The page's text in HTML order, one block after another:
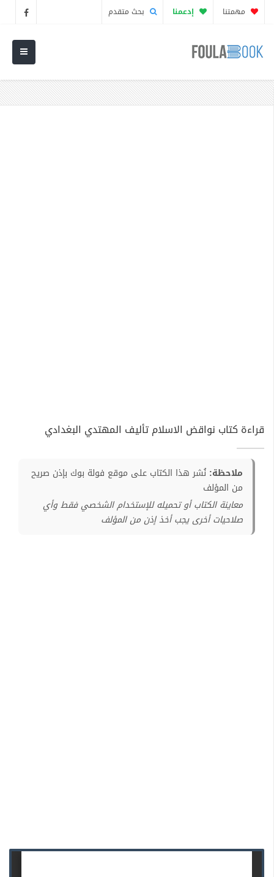
مهمتنا إدعمنا بحث متقدم
قراءة كتاب نواقض الاسلام تأليف المهتدي البغدادي
ملاحظة: نُشر هذا الكتاب على موقع فولة بوك بإذن صريح
من المؤلف
معاينة الكتاب أو تحميله للإستخدام الشخصي فقط وأي
صلاحيات أخرى يجب أخذ إذن من المؤلف